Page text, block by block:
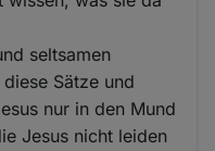
seltsamen
Sätze und
nur in den Mund
Jesus nicht leiden